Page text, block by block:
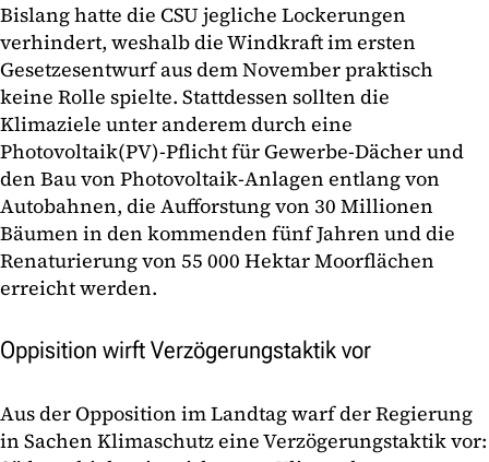
Bislang hatte die CSU jegliche Lockerungen
verhindert, weshalb die Windkraft im ersten
Gesetzesentwurf aus dem November praktisch
keine Rolle spielte. Stattdessen sollten die
Klimaziele unter anderem durch eine
Photovoltaik(PV)-Pflicht für Gewerbe-Dächer und
den Bau von Photovoltaik-Anlagen entlang von
Autobahnen, die Aufforstung von 30 Millionen
Bäumen in den kommenden fünf Jahren und die
Renaturierung von 55 000 Hektar Moorflächen
erreicht werden.
Oppisition wirft Verzögerungstaktik vor
Aus der Opposition im Landtag warf der Regierung
in Sachen Klimaschutz eine Verzögerungstaktik vor: